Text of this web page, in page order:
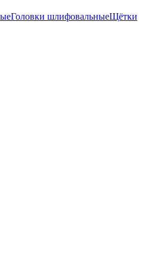
Головки шлифовальныеЩётки